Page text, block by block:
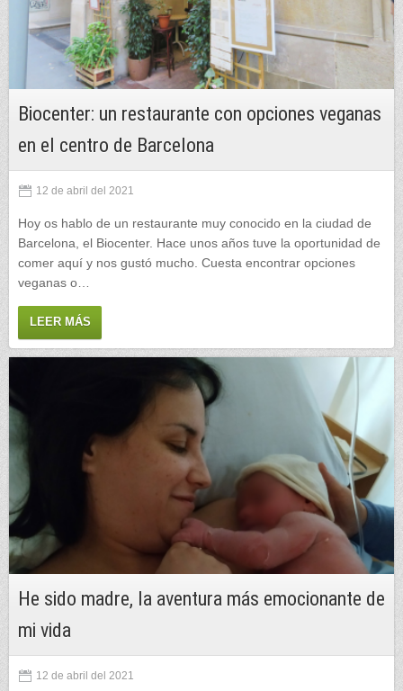
Biocenter: un restaurante con opciones veganas
en el centro de Barcelona
12 de abril del 2021
Hoy os hablo de un restaurante muy conocido en la ciudad de
Barcelona, el Biocenter. Hace unos años tuve la oportunidad de
comer aquí y nos gustó mucho. Cuesta encontrar opciones
veganas o…
LEER MÁS
He sido madre, la aventura más emocionante de
mi vida
12 de abril del 2021